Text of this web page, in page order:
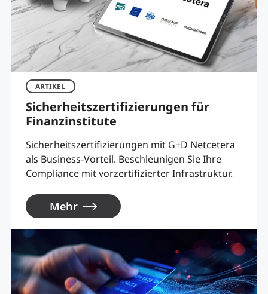
ARTIKEL
Sicherheitszertifizierungen für
Finanzinstitute
Sicherheitszertifizierungen mit G+D Netcetera
als Business-Vorteil. Beschleunigen Sie Ihre
Compliance mit vorzertifizierter Infrastruktur.
Mehr